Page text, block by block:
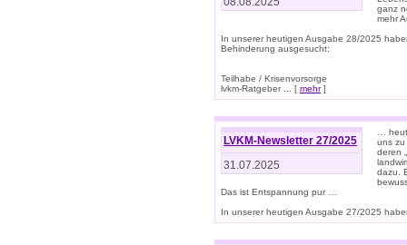
ganz
mehr
In unserer heutigen Ausgabe 28/2025
Behinderung ausgesucht:
Teilhabe / Krisenvorsorge
lvkm-Ratgeber ... [ mehr]
LVKM-Newsletter 27/2025
31.07.2025
…
uns zu
deren
dazu.
Das ist Entspannung pur …
In unserer heutigen Ausgabe 27/2025